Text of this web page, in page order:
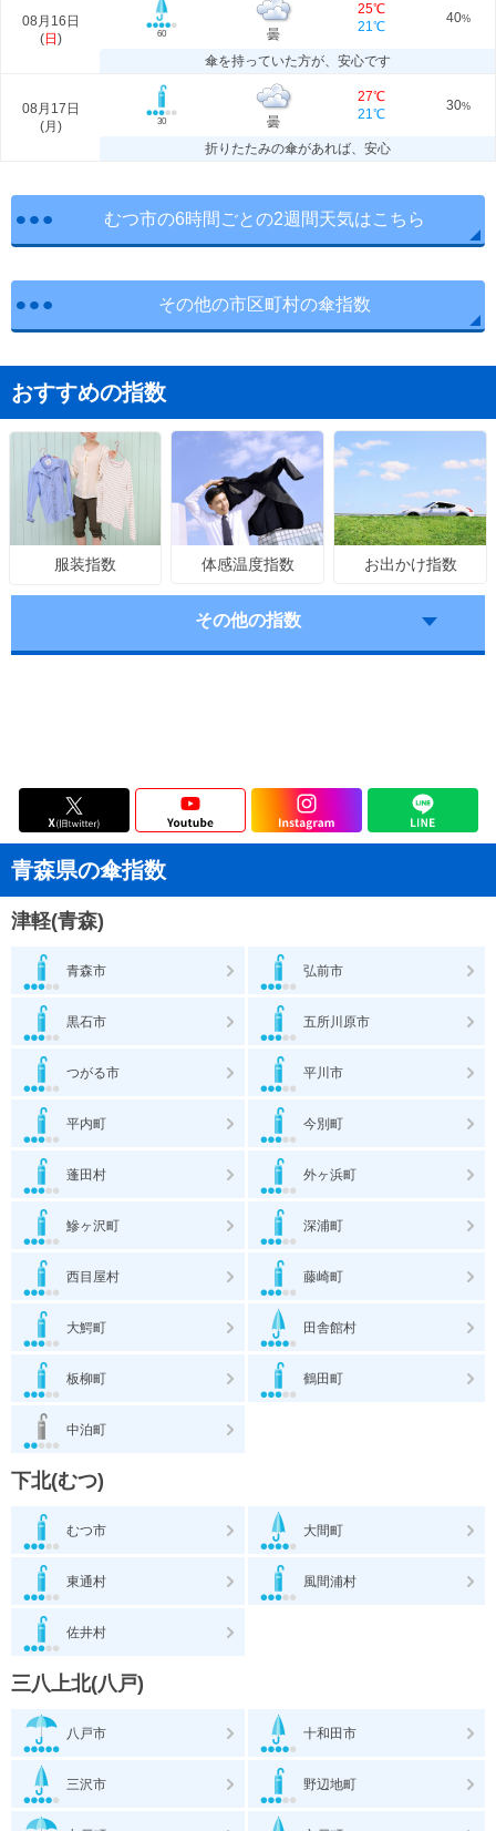
08月16日
(日 ) 60 曇
25℃
21℃
40%
傘を持っていた方が、安心です
08月17日
(月 ) 30 曇
27℃
21℃
30%
折りたたみの傘があれば、安心
むつ市の6時間ごとの2週間天気はこちら
その他の市区町村の傘指数
おすすめの指数
服装指数 体感温度指数 お出かけ指数
その他の指数
青森県の傘指数
津軽(青森)
青森市 弘前市
黒石市 五所川原市
つがる市 平川市
平内町 今別町
蓬田村 外ヶ浜町
鰺ヶ沢町 深浦町
西目屋村 藤崎町
大鰐町 田舎館村
板柳町 鶴田町
中泊町
下北(むつ)
むつ市 大間町
東通村 風間浦村
佐井村
三八上北(八戸)
八戸市 十和田市
三沢市 野辺地町